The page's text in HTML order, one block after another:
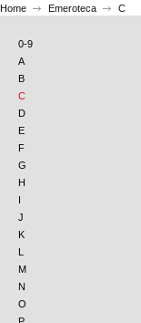
Home Emeroteca C
0-9
A
B
C
D
E
F
G
H
I
J
K
L
M
N
O